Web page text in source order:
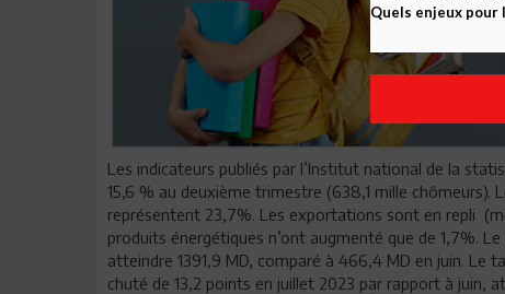
Les indicateurs publiés par l’Institut national de la
15,6 % au deuxième trimestre (638,1 mille chômeurs).
représentent 23,7%. Les exportations sont en repli
produits énergétiques n’ont augmenté que de 1,7%.
atteindre 1391,9 MD, comparé à 466,4 MD en juin.
chuté de 13,2 points en juillet 2023 par rapport à juin,
Quels enjeux pour